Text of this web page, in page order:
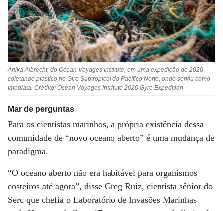
Anika Albrecht, do Ocean Voyages Institute, em uma expedição de 2020
coletando plástico no Giro Subtropical do Pacífico Norte, onde serviu como
Imediata. Crédito: Ocean Voyages Institute 2020 Gyre Expedition
Mar de perguntas
Para os cientistas marinhos, a própria existência dessa
comunidade de “novo oceano aberto” é uma mudança de
paradigma.
“O oceano aberto não era habitável para organismos
costeiros até agora”, disse Greg Ruiz, cientista sênior do
Serc que chefia o Laboratório de Invasões Marinhas